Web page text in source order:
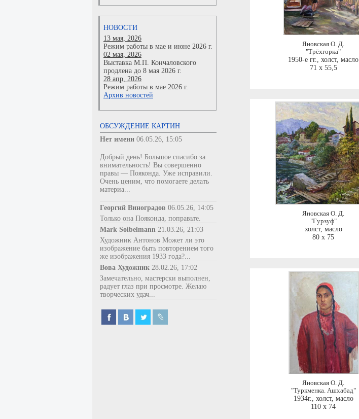
НОВОСТИ
13 мая, 2026
Режим работы в мае и июне 2026 г.
02 мая, 2026
Выставка М.П. Кончаловского
продлена до 8 мая 2026 г.
28 апр, 2026
Режим работы в мае 2026 г.
Архив новостей
ОБСУЖДЕНИЕ КАРТИН
Нет имени 06.05.26, 15:05
Добрый день! Большое спасибо за
внимательность! Вы совершенно
правы — Пояконда. Уже исправили.
Очень ценим, что помогаете делать
материа...
Георгий Виноградов 06.05.26, 14:05
Только она Пояконда, поправьте.
Mark Soibelmann 21.03.26, 21:03
Художник Антонов Может ли это
изображение быть повторением того
же изображения 1933 года?...
Вова Художник 28.02.26, 17:02
Замечательно, мастерски выполнен,
радует глаз при просмотре. Желаю
творческих удач...
Яновская О. Д.
"Трёхгорка"
1950-е гг., холст, масло
71 x 55,5
Яновская О. Д.
"Гурзуф"
холст, масло
80 x 75
Яновская О. Д.
"Туркменка. Ашхабад"
1934г., холст, масло
110 x 74